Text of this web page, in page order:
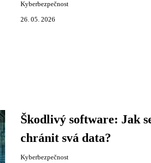
Kyberbezpečnost
26. 05. 2026
Škodlivý software: Jak
chránit svá data?
Kyberbezpečnost